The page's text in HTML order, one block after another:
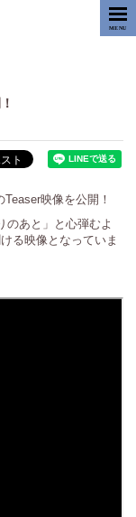
MENU
映像を公開！
のあと」と心弾むよ
る映像となっていま